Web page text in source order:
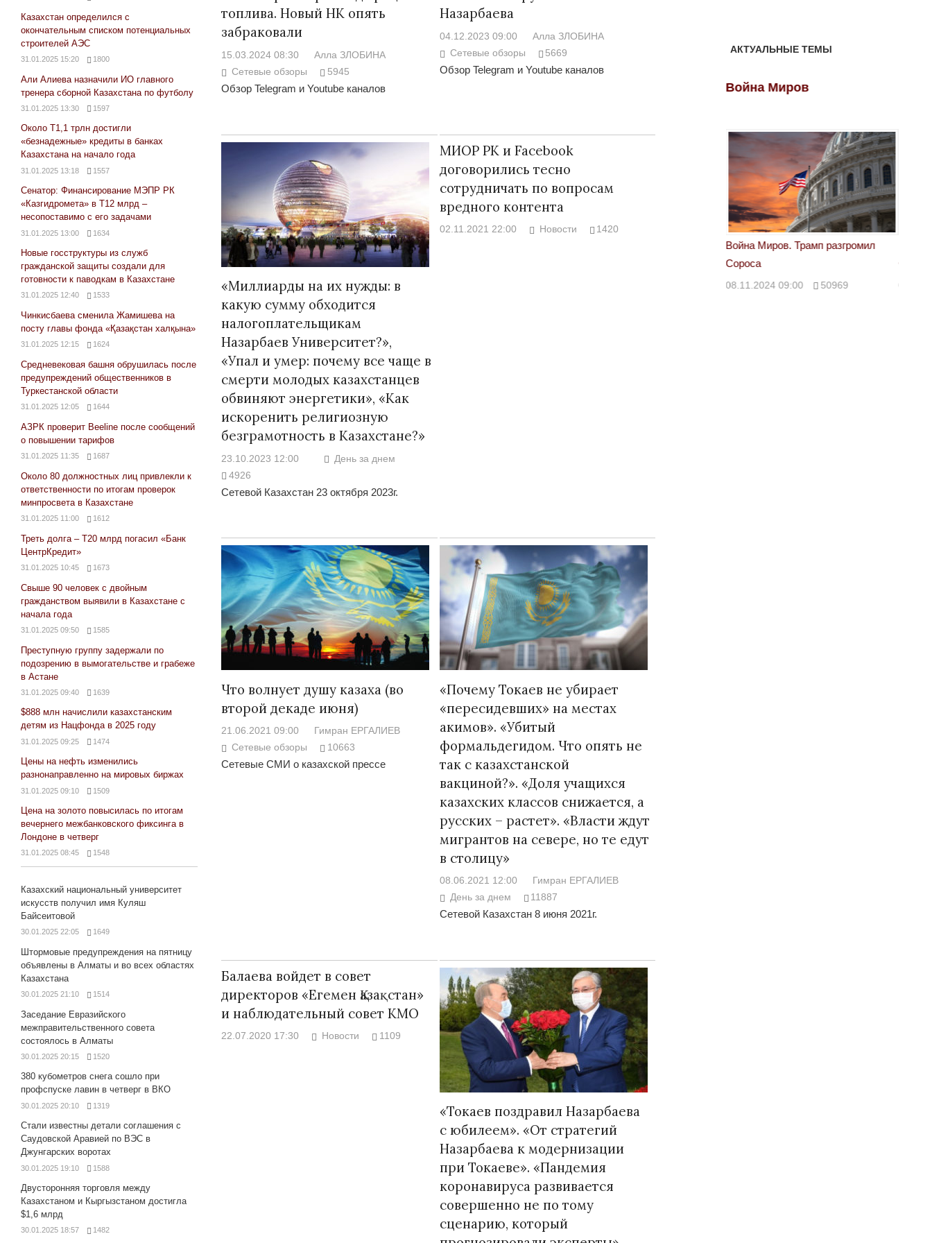
топлива. Новый НК опять
забраковали
15.03.2024 08:30
Алла ЗЛОБИНА
Сетевые обзоры
5945
Обзор Telegram и Youtube каналов
Назарбаева
04.12.2023 09:00
Алла ЗЛОБИНА
Сетевые обзоры
5669
Обзор Telegram и Youtube каналов
«Миллиарды на их нужды: в
какую сумму обходится
налогоплательщикам
Назарбаев Университет?»,
«Упал и умер: почему все чаще в
смерти молодых казахстанцев
обвиняют энергетики», «Как
искоренить религиозную
безграмотность в Казахстане?»
23.10.2023 12:00
День за днем
4926
Сетевой Казахстан 23 октября 2023г.
МИОР РК и Facebook
договорились тесно
сотрудничать по вопросам
вредного контента
02.11.2021 22:00 Новости 1420
Что волнует душу казаха (во
второй декаде июня)
21.06.2021 09:00
Гимран ЕРГАЛИЕВ
Сетевые обзоры
10663
Сетевые СМИ о казахской прессе
«Почему Токаев не убирает
«пересидевших» на местах
акимов». «Убитый
формальдегидом. Что опять не
так с казахстанской
вакциной?». «Доля учащихся
казахских классов снижается, а
русских – растет». «Власти ждут
мигрантов на севере, но те едут
в столицу»
08.06.2021 12:00
Гимран ЕРГАЛИЕВ
День за днем
11887
Сетевой Казахстан 8 июня 2021г.
Балаева войдет в совет
директоров «Егемен Қазақстан»
и наблюдательный совет КМО
22.07.2020 17:30 Новости 1109
«Токаев поздравил Назарбаева
с юбилеем». «От стратегий
Назарбаева к модернизации
при Токаеве». «Пандемия
коронавируса развивается
совершенно не по тому
сценарию, который
Казахстан определился с
окончательным списком потенциальных
строителей АЭС
31.01.2025 15:20 1800
Али Алиева назначили ИО главного
тренера сборной Казахстана по футболу
31.01.2025 13:30 1597
Около Т1,1 трлн достигли
«безнадежные» кредиты в банках
Казахстана на начало года
31.01.2025 13:18 1557
Сенатор: Финансирование МЭПР РК
«Казгидромета» в Т12 млрд –
несопоставимо с его задачами
31.01.2025 13:00 1634
Новые госструктуры из служб
гражданской защиты создали для
готовности к паводкам в Казахстане
31.01.2025 12:40 1533
Чинкисбаева сменила Жамишева на
посту главы фонда «Қазақстан халқына»
31.01.2025 12:15 1624
Средневековая башня обрушилась после
предупреждений общественников в
Туркестанской области
31.01.2025 12:05 1644
АЗРК проверит Beeline после сообщений
о повышении тарифов
31.01.2025 11:35 1687
Около 80 должностных лиц привлекли к
ответственности по итогам проверок
минпросвета в Казахстане
31.01.2025 11:00 1612
Треть долга – Т20 млрд погасил «Банк
ЦентрКредит»
31.01.2025 10:45 1673
Свыше 90 человек с двойным
гражданством выявили в Казахстане с
начала года
31.01.2025 09:50 1585
Преступную группу задержали по
подозрению в вымогательстве и грабеже
в Астане
31.01.2025 09:40 1639
$888 млн начислили казахстанским
детям из Нацфонда в 2025 году
31.01.2025 09:25 1474
Цены на нефть изменились
разнонаправленно на мировых биржах
31.01.2025 09:10 1509
Цена на золото повысилась по итогам
вечернего межбанковского фиксинга в
Лондоне в четверг
31.01.2025 08:45 1548
Казахский национальный университет
искусств получил имя Куляш
Байсеитовой
30.01.2025 22:05 1649
Штормовые предупреждения на пятницу
объявлены в Алматы и во всех областях
Казахстана
30.01.2025 21:10 1514
Заседание Евразийского
межправительственного совета
состоялось в Алматы
30.01.2025 20:15 1520
380 кубометров снега сошло при
профспуске лавин в четверг в ВКО
30.01.2025 20:10 1319
Стали известны детали соглашения с
Саудовской Аравией по ВЭС в
Джунгарских воротах
30.01.2025 19:10 1588
Двусторонняя торговля между
Казахстаном и Кыргызстаном достигла
$1,6 млрд
30.01.2025 18:57 1482
АКТУАЛЬНЫЕ ТЕМЫ
Война Миров
Война Миров. Трамп разгромил
Сороса
08.11.2024 09:00 50969